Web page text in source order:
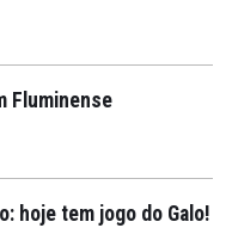
Fluminense
hoje tem jogo do Galo!